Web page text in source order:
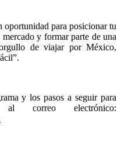
oportunidad para posicionar tu
y formar parte de una
de viajar por México,
y los pasos a seguir para
al correo electrónico: